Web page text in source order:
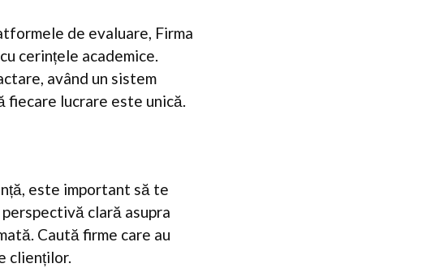
de evaluare, Firma
cerințele academice.
având un sistem
lucrare este unică.
este important să te
clară asupra
Caută firme care au
clienților.